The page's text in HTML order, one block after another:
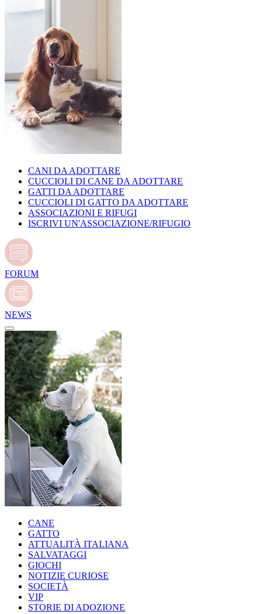
CANI DA ADOTTARE
CUCCIOLI DI CANE DA ADOTTARE
GATTI DA ADOTTARE
CUCCIOLI DI GATTO DA ADOTTARE
ASSOCIAZIONI E RIFUGI
ISCRIVI UN'ASSOCIAZIONE/RIFUGIO
FORUM
NEWS
CANE
GATTO
ATTUALITÀ ITALIANA
SALVATAGGI
GIOCHI
NOTIZIE CURIOSE
SOCIETÀ
VIP
STORIE DI ADOZIONE